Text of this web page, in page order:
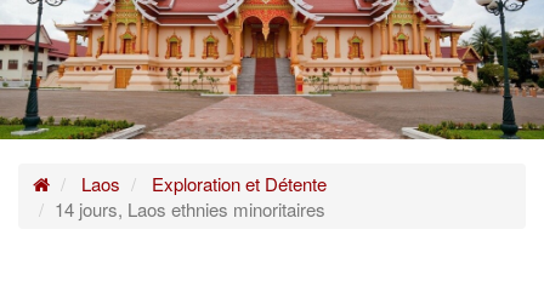
HomeLaos
Exploration et Détente
14 jours, Laos ethnies minoritaires